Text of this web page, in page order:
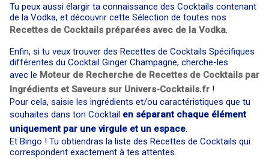
Tu peux aussi élargir ta connaissance des Cocktails contenant
de la Vodka, et découvrir cette Sélection de toutes nos
Recettes de Cocktails préparées avec de la Vodka.
Enfin, si tu veux trouver des Recettes de Cocktails Spécifiques
différentes du Cocktail Ginger Champagne, cherche-les
avec le Moteur de Recherche de Recettes de Cocktails par
Ingrédients et Saveurs sur Univers-Cocktails.fr !
Pour cela, saisie les ingrédients et/ou caractéristiques que tu
souhaites dans ton Cocktail en séparant chaque élément
uniquement par une virgule et un espace.
Et Bingo ! Tu obtiendras la liste des Recettes de Cocktails qui
correspondent exactement à tes attentes.